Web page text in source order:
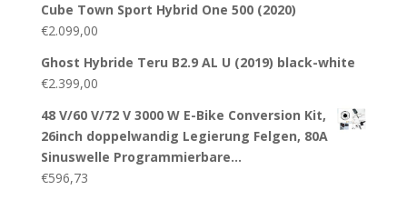
Cube Town Sport Hybrid One 500 (2020)
€2.099,00
Ghost Hybride Teru B2.9 AL U (2019) black-white
€2.399,00
48 V/60 V/72 V 3000 W E-Bike Conversion Kit,
26inch doppelwandig Legierung Felgen, 80A
Sinuswelle Programmierbare…
€596,73